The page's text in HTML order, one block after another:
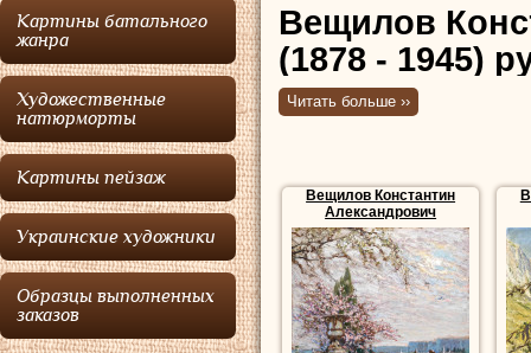
Картины батального
жанра
Художественные
натюрморты
Картины пейзаж
Украинские художники
Образцы выполненных
заказов
Вещилов
(1878 - 1945)
Вещилов
отца Луки,
главного
учился в
поощрения
княгини М.
Читать больше ››
Вещилов Константин
Александрович